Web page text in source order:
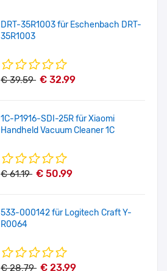
DRT-35R1003 für Eschenbach DRT-
35R1003
€ 39.59 € 32.99
1C-P1916-SDI-25R für Xiaomi
Handheld Vacuum Cleaner 1C
€ 61.19 € 50.99
533-000142 für Logitech Craft Y-
R0064
€ 28.79 € 23.99